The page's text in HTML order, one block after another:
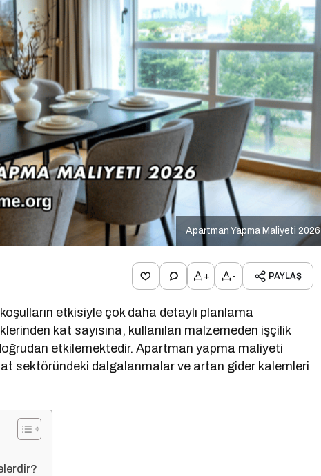
Apartman Yapma Maliyeti 2026
+ - PAYLAŞ
etkisiyle çok daha detaylı planlama
kat sayısına, kullanılan malzemeden işçilik
etkilemektedir. Apartman yapma maliyeti
sektöründeki dalgalanmalar ve artan gider kalemleri